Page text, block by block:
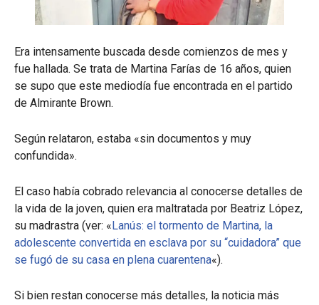
Era intensamente buscada desde comienzos de mes y
fue hallada. Se trata de Martina Farías de 16 años, quien
se supo que este mediodía fue encontrada en el partido
de Almirante Brown.
Según relataron, estaba «sin documentos y muy
confundida».
El caso había cobrado relevancia al conocerse detalles de
la vida de la joven, quien era maltratada por Beatriz López,
su madrastra (ver: « Lanús: el tormento de Martina, la
adolescente convertida en esclava por su “cuidadora” que
se fugó de su casa en plena cuarentena«).
Si bien restan conocerse más detalles, la noticia más